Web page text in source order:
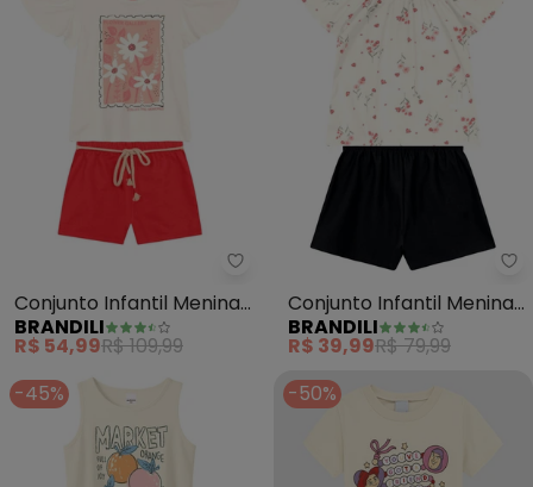
Brandili - Conjunto Infantil
Conjunto Infantil Menina
de Flores (Bege)
BRANDILI
R$ 54,99R$ 109,99
Conjunto Infantil Menina
Florido (Natural)
BRANDILI
R$ 39,99R$ 79,99
-45%
-50%